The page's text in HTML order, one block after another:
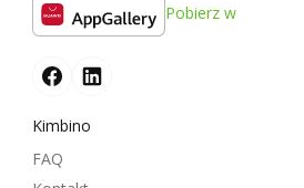
Pobierz w
Kimbino
FAQ